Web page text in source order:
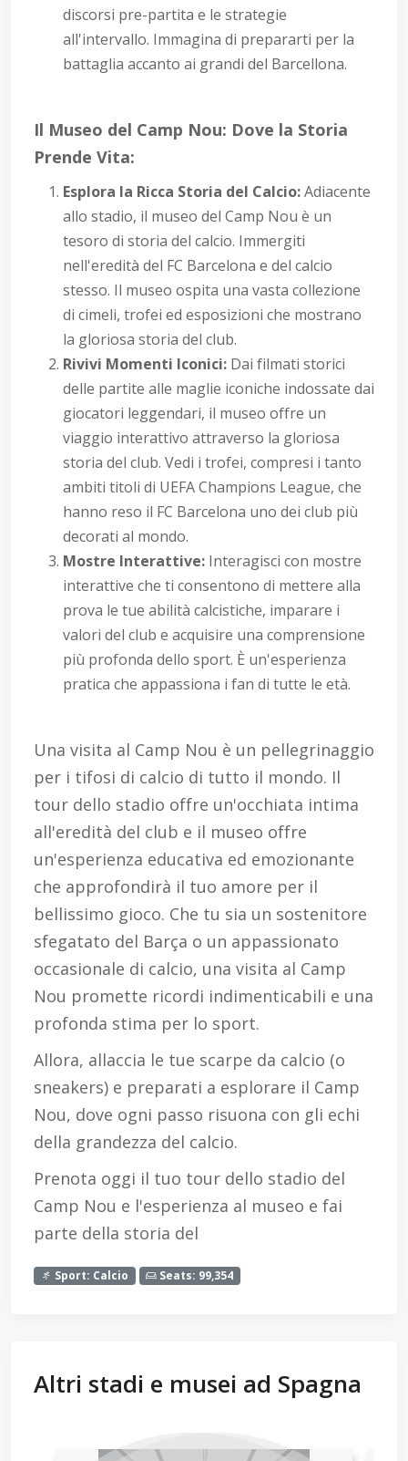
discorsi pre-partita e le strategie
all'intervallo. Immagina di prepararti per la
battaglia accanto ai grandi del Barcellona.
Il Museo del Camp Nou: Dove la Storia
Prende Vita:
Esplora la Ricca Storia del Calcio:Adiacente
allo stadio, il museo del Camp Nou è un
tesoro di storia del calcio. Immergiti
nell'eredità del FC Barcelona e del calcio
stesso. Il museo ospita una vasta collezione
di cimeli, trofei ed esposizioni che mostrano
la gloriosa storia del club.
Rivivi Momenti Iconici: Dai filmati storici
delle partite alle maglie iconiche indossate dai
giocatori leggendari, il museo offre un
viaggio interattivo attraverso la gloriosa
storia del club. Vedi i trofei, compresi i tanto
ambiti titoli di UEFA Champions League, che
hanno reso il FC Barcelona uno dei club più
decorati al mondo.
Mostre Interattive: Interagisci con mostre
interattive che ti consentono di mettere alla
prova le tue abilità calcistiche, imparare i
valori del club e acquisire una comprensione
più profonda dello sport. È un'esperienza
pratica che appassiona i fan di tutte le età.
Una visita al Camp Nou è un pellegrinaggio
per i tifosi di calcio di tutto il mondo. Il
tour dello stadio offre un'occhiata intima
all'eredità del club e il museo offre
un'esperienza educativa ed emozionante
che approfondirà il tuo amore per il
bellissimo gioco. Che tu sia un sostenitore
sfegatato del Barça o un appassionato
occasionale di calcio, una visita al Camp
Nou promette ricordi indimenticabili e una
profonda stima per lo sport.
Allora, allaccia le tue scarpe da calcio (o
sneakers) e preparati a esplorare il Camp
Nou, dove ogni passo risuona con gli echi
della grandezza del calcio.
Prenota oggi il tuo tour dello stadio del
Camp Nou e l'esperienza al museo e fai
parte della storia del
Sport: Calcio Seats: 99,354
Altri stadi e musei ad Spagna